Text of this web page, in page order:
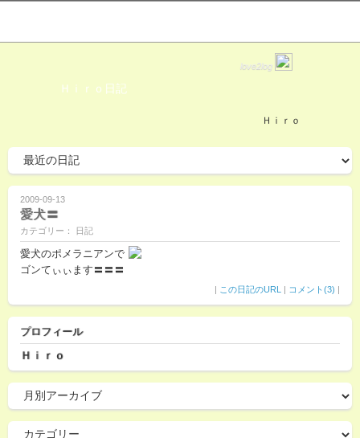
love2log
Ｈｉｒｏ日記
Ｈｉｒｏ
2009-09-13
愛犬〓
カテゴリー： 日記
愛犬のポメラニアンで
ゴンてぃぃます〓〓〓
| この日記のURL | コメント(3) |
プロフィール
Ｈｉｒｏ